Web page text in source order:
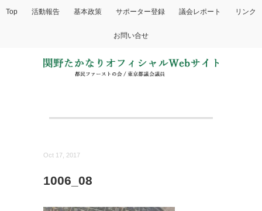
Top 活動報告 基本政策 サポーター登録 議会レポート リンク
お問い合せ
Oct 17, 2017
1006_08